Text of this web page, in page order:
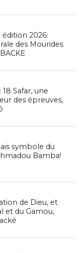
édition 2026:
des Mourides
Safar, une
des épreuves,
symbole du
Bamba!
de Dieu, et
et du Gamou,